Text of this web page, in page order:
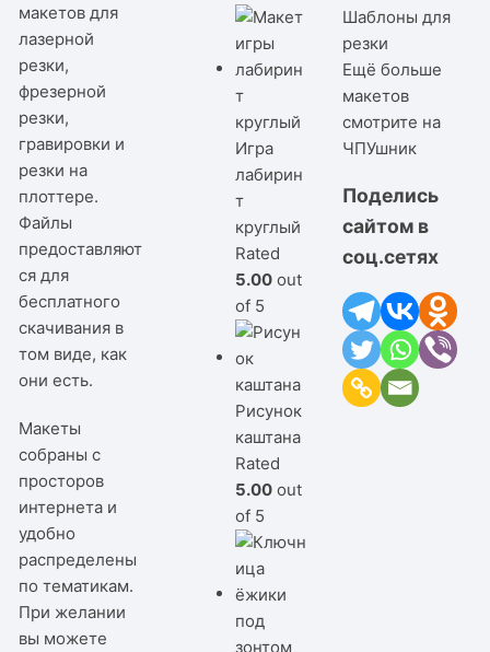
макетов для
лазерной
резки,
фрезерной
резки,
гравировки и
резки на
плоттере.
Файлы
предоставляют
ся для
бесплатного
скачивания в
том виде, как
они есть.
Макеты
собраны с
просторов
интернета и
удобно
распределены
по тематикам.
При желании
вы можете
Игра
лабирин
т
круглый
Rated
5.00 out
of 5
Рисунок
каштана
Rated
5.00 out
of 5
Шаблоны для
резки
Ещё больше
макетов
смотрите на
ЧПУшник
Поделись
сайтом в
соц.сетях